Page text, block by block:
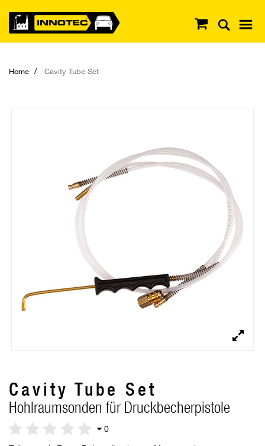
Home Cavity Tube Set
Cavity Tube Set
Hohlraumsonden für Druckbecherpistole
0